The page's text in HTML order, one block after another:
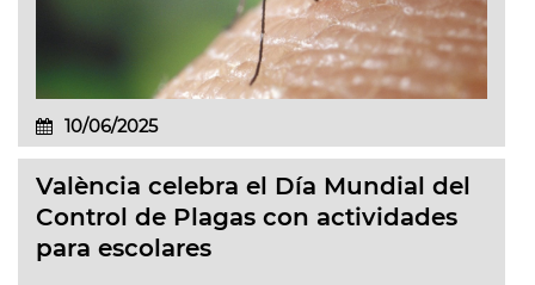
10/06/2025
València celebra el Día Mundial del
Control de Plagas con actividades
para escolares